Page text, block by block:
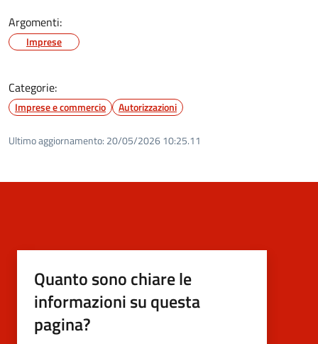
Argomenti:
Imprese
Categorie:
Imprese e commercio Autorizzazioni
Ultimo aggiornamento: 20/05/2026 10:25.11
Quanto sono chiare le
informazioni su questa
pagina?